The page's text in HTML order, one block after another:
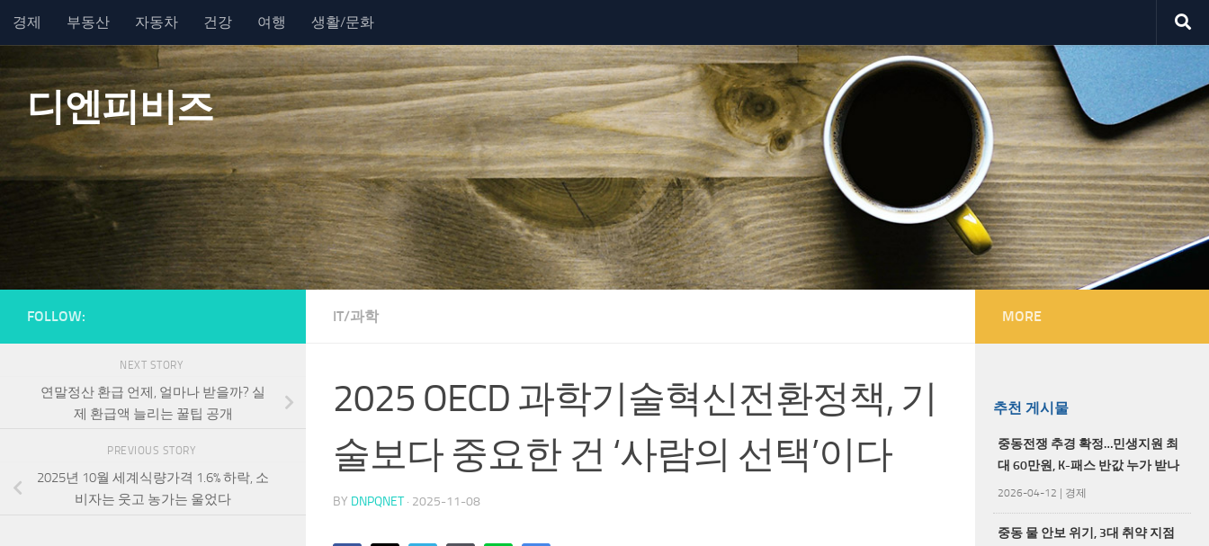
Skip to content
경제 부동산 자동차 건강 여행 생활/문화
디엔피비즈
IT/과학
2025 OECD 과학기술혁신전환정책, 기
술보다 중요한 건 ‘사람의 선택’이다
BY DNPQNET · 2025-11-08
FOLLOW:
NEXT STORY
연말정산 환급 언제, 얼마나 받을까? 실
제 환급액 늘리는 꿀팁 공개
PREVIOUS STORY
2025년 10월 세계식량가격 1.6% 하락, 소
비자는 웃고 농가는 울었다
MORE
추천 게시물
중동전쟁 추경 확정…민생지원 최
대 60만원, K-패스 반값 누가 받나
2026-04-12 | 경제
중동 물 안보 위기, 3대 취약 지점